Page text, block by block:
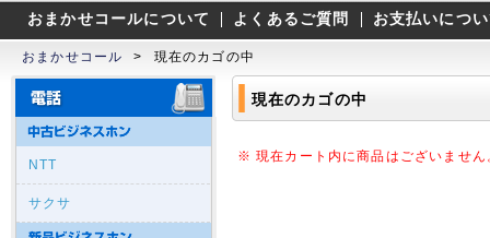
おまかせコールについて よくあるご質問 お支払いにつ
おまかせコール > 現在のカゴの中
NTT
サクサ
現在のカゴの中
※ 現在カート内に商品はございません